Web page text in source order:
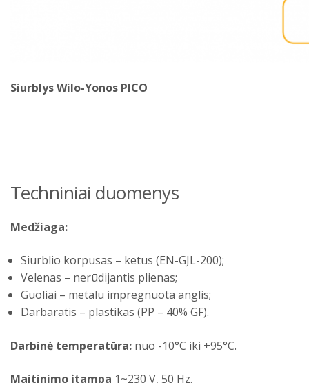
Siurblys Wilo-Yonos PICO
Techniniai duomenys
Medžiaga:
Siurblio korpusas – ketus (EN-GJL-200);
Velenas – nerūdijantis plienas;
Guoliai – metalu impregnuota anglis;
Darbaratis – plastikas (PP – 40% GF).
Darbinė temperatūra: nuo -10°C iki +95°C.
Maitinimo įtampa 1~230 V, 50 Hz.